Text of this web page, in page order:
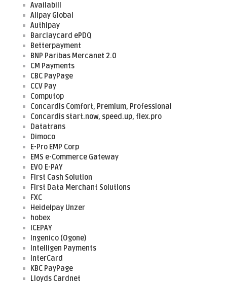
Availabill
Alipay Global
Authipay
Barclaycard ePDQ
Betterpayment
BNP Paribas Mercanet 2.0
CM Payments
CBC PayPage
CCV Pay
Computop
Concardis Comfort, Premium, Professional
Concardis start.now, speed.up, flex.pro
Datatrans
Dimoco
E-Pro EMP Corp
EMS e-Commerce Gateway
EVO E-PAY
First Cash Solution
First Data Merchant Solutions
FXC
Heidelpay Unzer
hobex
ICEPAY
Ingenico (Ogone)
Intelligen Payments
InterCard
KBC PayPage
Lloyds Cardnet